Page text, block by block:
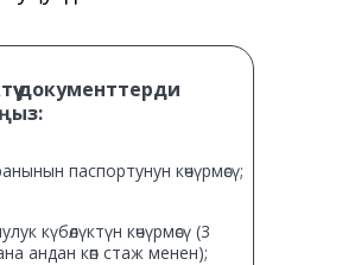
документтерди
күбөлүктүн көчүрмөсү (3
андан көп стаж менен);
паспортунун көчүрмөсү;